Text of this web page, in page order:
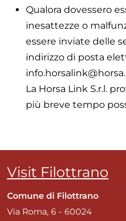
Qualora dovessero
inesattezze o
essere inviate delle
indirizzo di posta
La Horsa Link S.r.l.
più breve tempo
Visit Filottrano
Comune di Filottrano
Via Roma, 6 - 60024